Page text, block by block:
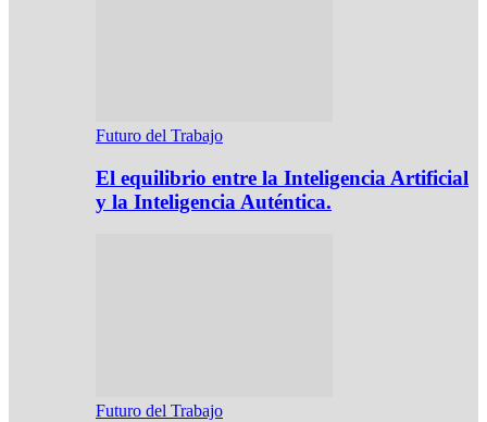
Futuro del Trabajo
El equilibrio entre la Inteligencia Artificial
y la Inteligencia Auténtica.
Futuro del Trabajo